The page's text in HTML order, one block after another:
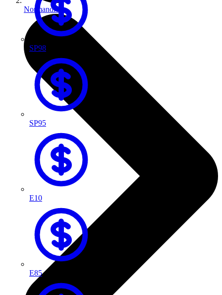
SP98
SP95
E10
E85
Normandie